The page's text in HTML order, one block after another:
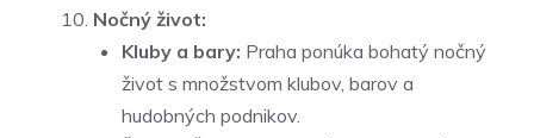
Nočný život:
Kluby a bary: Praha ponúka bohatý nočný
život s množstvom klubov, barov a
hudobných podnikov.